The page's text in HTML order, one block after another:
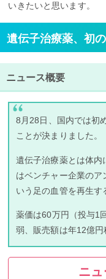
いきたいと思います。
遺伝子治療薬、初
ニュース概要
8月28日、国内では初
ことが決まりました。
遺伝子治療薬とは体内
はベンチャー企業のア
いう足の血管を再生す
薬価は60万円（投与1
弱、販売額は年12億円
ニ